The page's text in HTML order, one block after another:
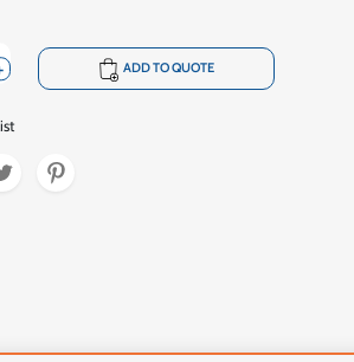
shopping_cart ADD TO QUOTE